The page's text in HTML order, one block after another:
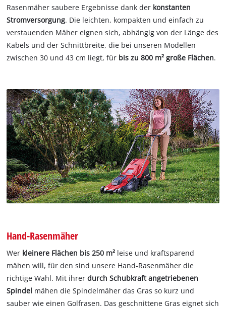
Rasenmäher saubere Ergebnisse dank der konstanten
Stromversorgung. Die leichten, kompakten und einfach zu
verstauenden Mäher eignen sich, abhängig von der Länge des
Kabels und der Schnittbreite, die bei unseren Modellen
zwischen 30 und 43 cm liegt, für bis zu 800 m² große Flächen.
Hand-Rasenmäher
Wer kleinere Flächen bis 250 m² leise und kraftsparend
mähen will, für den sind unsere Hand-Rasenmäher die
richtige Wahl. Mit ihrerdurch Schubkraft angetriebenen
Spindel mähen die Spindelmäher das Gras so kurz und
sauber wie einen Golfrasen. Das geschnittene Gras eignet sich